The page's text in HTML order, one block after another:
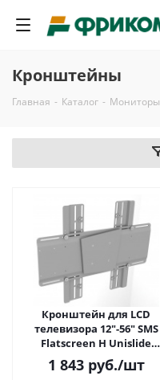
Кронштейны
Главная - Каталог - Мониторы
Кронштейн для LCD
телевизора 12"-56" SMS
Flatscreen H Unislide
настенный до 50кг,
серебристый
1 843руб./шт